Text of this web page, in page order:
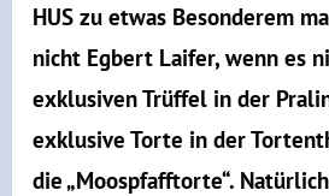
HUS zu etwas Besonderem
nicht Egbert Laifer, wenn es
exklusiven Trüffel in der
exklusive Torte in der
die „Moospfafftorte“.